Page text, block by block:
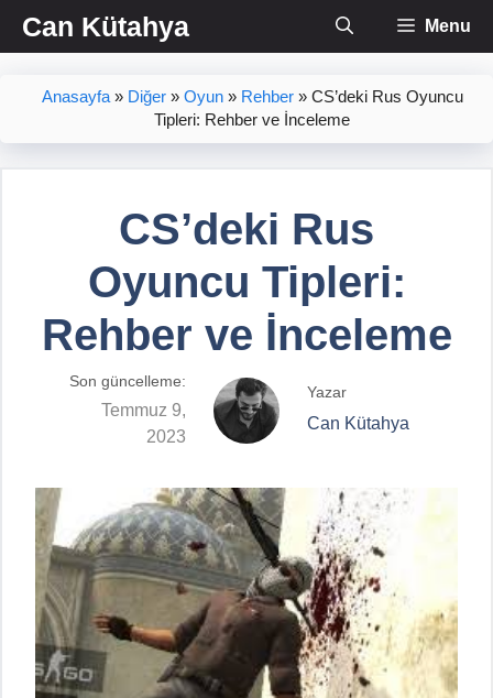
İçeriğe
atlaCan Kütahya Menu
Anasayfa» Diğer» Oyun» Rehber» CS’deki Rus Oyuncu
Tipleri: Rehber ve İnceleme
CS’deki Rus
Oyuncu Tipleri:
Rehber ve İnceleme
Son güncelleme:
Temmuz 9,
2023
Yazar
Can Kütahya